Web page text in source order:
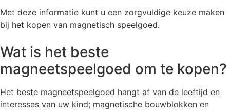
Met deze informatie kunt u een zorgvuldige keuze maken
bij het kopen van magnetisch speelgoed.
Wat is het beste
magneetspeelgoed om te kopen?
Het beste magneetspeelgoed hangt af van de leeftijd en
interesses van uw kind; magnetische bouwblokken en